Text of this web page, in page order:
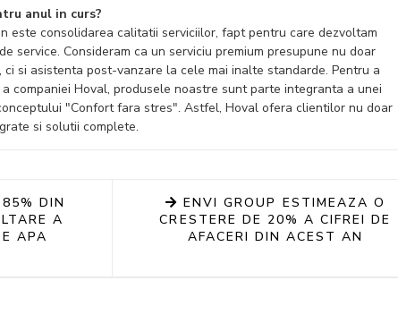
anul in curs?
este consolidarea calitatii serviciilor, fapt pentru care dezvoltam
service. Consideram ca un serviciu premium presupune nu doar
si asistenta post-vanzare la cele mai inalte standarde. Pentru a
companiei Hoval, produsele noastre sunt parte integranta a unei
"Confort fara stres". Astfel, Hoval ofera clientilor nu doar
si solutii complete.
DIN
A
APA
ENVI GROUP ESTIMEAZA O
CRESTERE DE 20% A CIFREI DE
AFACERI DIN ACEST AN